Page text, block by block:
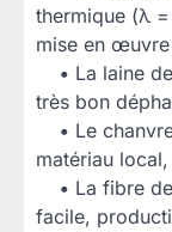
thermique (λ
mise en
• La laine
très bon
• Le
matériau
• La fibre
facile,